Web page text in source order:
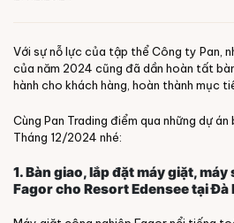
Với sự nỗ lực của tập thể Công ty Pan,
của năm 2024 cũng đã dần hoàn tất
hành cho khách hàng, hoàn thành mục
Cùng Pan Trading điểm qua những dự
Tháng 12/2024 nhé:
1. Bàn giao, lắp đặt máy giặt,
Fagor cho Resort Edensee tại Đà